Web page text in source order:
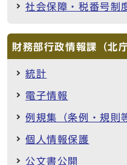
社会保障・税番号制
財務部行政情報課（北
統計
電子情報
例規集（条例・規則
個人情報保護
公文書公開